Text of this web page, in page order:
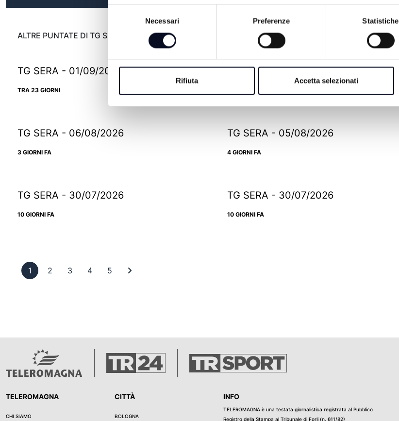
Selezione
Necessari Preferenze Statistiche
Rifiuta Accetta selezionati
ALTRE PUNTATE DI TG SERA
TG SERA - 01/09/2026
TRA 23 GIORNI
TG SERA - 08/08/2026
TG SERA - 06/08/2026
3 GIORNI FA
TG SERA - 05/08/2026
4 GIORNI FA
TG SERA - 30/07/2026
10 GIORNI FA
TG SERA - 30/07/2026
10 GIORNI FA
1 Pagina 1
2 Pagina 2
3 Pagina 3
4Pagina 4
5 Pagina 5
TELEROMAGNA
CHI SIAMO
CITTÀ
BOLOGNA
INFO
TELEROMAGNA è una testata giornalistica registrata al Pubblico
Registro della Stampa al Tribunale di Forli (n. 611/82)